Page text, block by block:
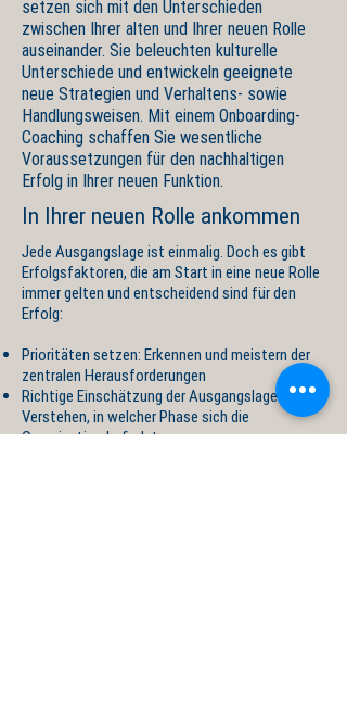
setzen sich mit den Unterschieden
zwischen Ihrer alten und Ihrer neuen Rolle
auseinander. Sie beleuchten kulturelle
Unterschiede und entwickeln geeignete
neue Strategien und Verhaltens- sowie
Handlungsweisen. Mit einem Onboarding-
Coaching schaffen Sie wesentliche
Voraussetzungen für den nachhaltigen
Erfolg in Ihrer neuen Funktion.
In Ihrer neuen Rolle ankommen
Jede Ausgangslage ist einmalig. Doch es gibt
Erfolgsfaktoren, die am Start in eine neue Rolle
immer gelten und entscheidend sind für den
Erfolg:
Prioritäten setzen: Erkennen und meistern der
zentralen Herausforderungen
Richtige Einschätzung der Ausgangslage:
Verstehen, in welcher Phase sich die
Organisation befindet